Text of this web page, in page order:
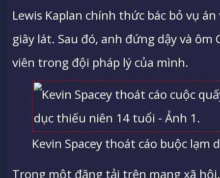
Lewis Kaplan chính thức bác bỏ vụ
giây lát. Sau đó, anh đứng dậy và ôm
viên trong đội pháp lý của mình.
Kevin Spacey thoát cáo buộc lạm
Trong một đăng tải trên mạng xã